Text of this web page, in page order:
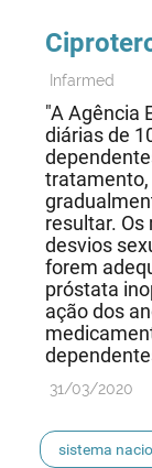
Infarmed
"A Agência
diárias de
tratamento,
resultar.
desvios
forem
próstata
ação dos
31/03/2020
sistema